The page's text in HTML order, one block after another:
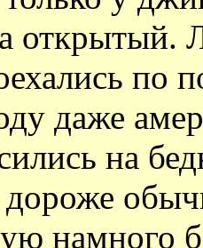
по
даже
на
намного